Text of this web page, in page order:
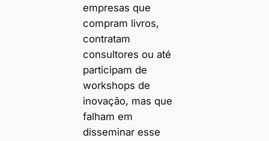
empresas que
compram livros,
contratam
consultores ou até
participam de
workshops de
inovação, mas que
falham em
disseminar esse